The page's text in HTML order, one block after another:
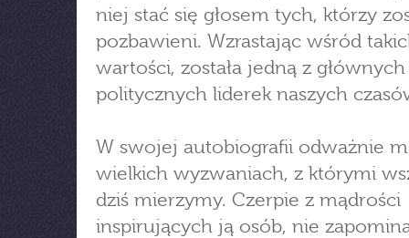
niej stać się głosem tych, którzy
pozbawieni. Wzrastając wśród
wartości, została jedną z głównych
politycznych liderek naszych
W swojej autobiografii odważnie
wielkich wyzwaniach, z którymi
dziś mierzymy. Czerpie z mądrości
inspirujących ją osób, nie